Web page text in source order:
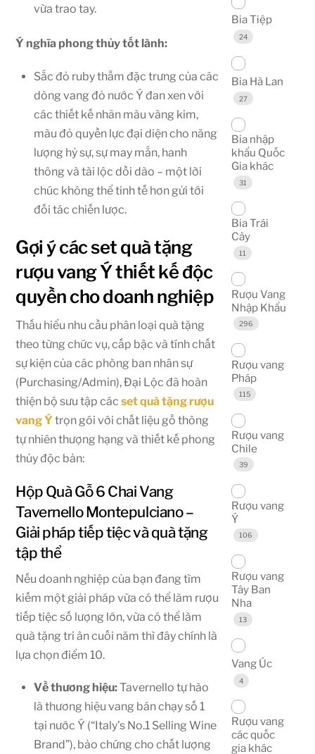
vừa trao tay.
Ý nghĩa phong thủy tốt lành:
Sắc đỏ ruby thẫm đặc trưng của các
dòng vang đỏ nước Ý đan xen với
các thiết kế nhãn màu vàng kim,
màu đỏ quyền lực đại diện cho năng
lượng hỷ sự, sự may mắn, hanh
thông và tài lộc dồi dào – một lời
chúc không thể tinh tế hơn gửi tới
đối tác chiến lược.
Gợi ý các set quà tặng
rượu vang Ý thiết kế độc
quyền cho doanh nghiệp
Thấu hiểu nhu cầu phân loại quà tặng
theo từng chức vụ, cấp bậc và tính chất
sự kiện của các phòng ban nhân sự
(Purchasing/Admin), Đại Lộc đã hoàn
thiện bộ sưu tập các set quà tặng rượu
vang Ý trọn gói với chất liệu gỗ thông
tự nhiên thượng hạng và thiết kế phong
thủy độc bản:
Hộp Quà Gỗ 6 Chai Vang
Tavernello Montepulciano –
Giải pháp tiếp tiệc và quà tặng
tập thể
Nếu doanh nghiệp của bạn đang tìm
kiếm một giải pháp vừa có thể làm rượu
tiếp tiệc số lượng lớn, vừa có thể làm
quà tặng tri ân cuối năm thì đây chính là
lựa chọn điểm 10.
Về thương hiệu:Tavernello tự hào
là thương hiệu vang bán chạy số 1
tại nước Ý (“Italy’s No.1 Selling Wine
Brand”), bảo chứng cho chất lượng
Bia Tiệp
24
Bia Hà Lan
27
Bia nhập
khẩu Quốc
Gia khác
31
Bia Trái
Cây
11
Rượu Vang
Nhập Khẩu
296
Rượu vang
Pháp
115
Rượu vang
Chile
39
Rượu vang
Ý
106
Rượu vang
Tây Ban
Nha
13
Vang Úc
4
Rượu vang
các quốc
gia khác